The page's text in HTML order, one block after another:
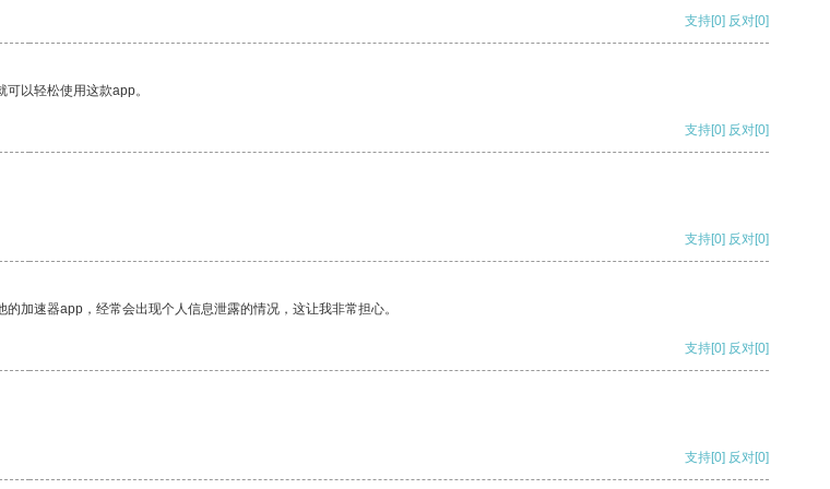
支持[0] 反对[0]
以轻松使用这款app。
支持[0] 反对[0]
支持[0] 反对[0]
加速器app，经常会出现个人信息泄露的情况，这让我非常担心。
支持[0] 反对[0]
支持[0] 反对[0]